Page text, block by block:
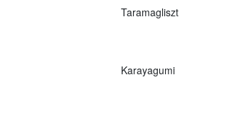
Taramagliszt
Karayagumi